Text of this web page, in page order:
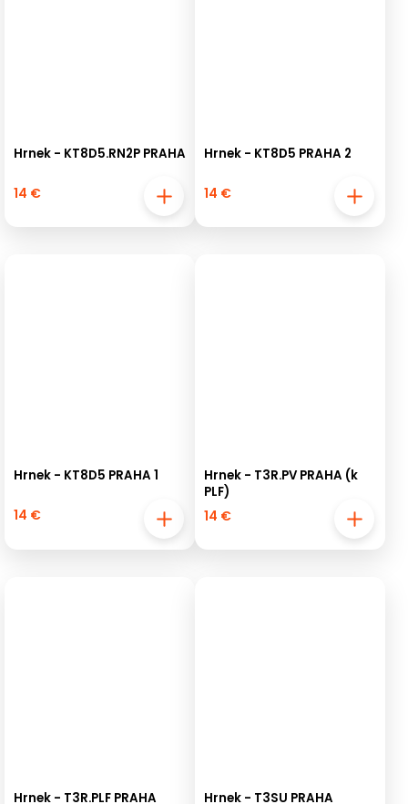
Hrnek - KT8D5.RN2P PRAHA
14 €
Hrnek - KT8D5 PRAHA 2
14 €
Hrnek - KT8D5 PRAHA 1
14 €
Hrnek - T3R.PV PRAHA (k
PLF)
14 €
Hrnek - T3R.PLF PRAHA Hrnek - T3SU PRAHA